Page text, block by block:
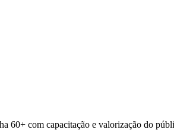
60+ com capacitação e valorização do